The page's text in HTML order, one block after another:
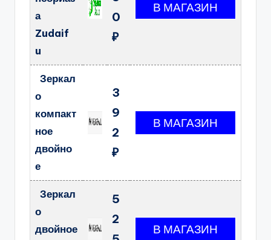
а
Zudaif
u
0
₽
Зеркал
о
компакт
ное
двойно
е
3
9
2
₽
Зеркал
о
двойное
5
2